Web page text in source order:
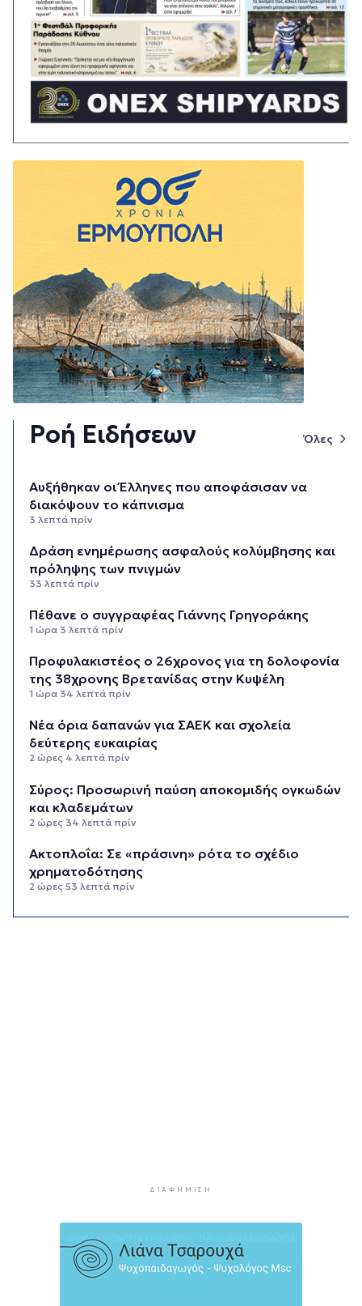
Ροή Ειδήσεων Όλες
Αυξήθηκαν οι Έλληνες που αποφάσισαν να
διακόψουν το κάπνισμα
3 λεπτά πρίν
Δράση ενημέρωσης ασφαλούς κολύμβησης και
πρόληψης των πνιγμών
33 λεπτά πρίν
Πέθανε ο συγγραφέας Γιάννης Γρηγοράκης
1 ώρα 3 λεπτά πρίν
Προφυλακιστέος ο 26χρονος για τη δολοφονία
της 38χρονης Βρετανίδας στην Κυψέλη
1 ώρα 34 λεπτά πρίν
Νέα όρια δαπανών για ΣΑΕΚ και σχολεία
δεύτερης ευκαιρίας
2 ώρες 4 λεπτά πρίν
Σύρος: Προσωρινή παύση αποκομιδής ογκωδών
και κλαδεμάτων
2 ώρες 34 λεπτά πρίν
Aκτοπλοΐα: Σε «πράσινη» ρότα το σχέδιο
χρηματοδότησης
2 ώρες 53 λεπτά πρίν
Αδειοδωρόσημο: Την Παρασκευή η πληρωμή σε
ΔΙΑΦΉΜΙΣΗ